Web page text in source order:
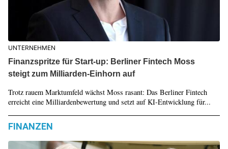
UNTERNEHMEN
Finanzspritze für Start-up: Berliner Fintech Moss
steigt zum Milliarden-Einhorn auf
Trotz rauem Marktumfeld wächst Moss rasant: Das Berliner Fintech
erreicht eine Milliardenbewertung und setzt auf KI-Entwicklung für...
FINANZEN